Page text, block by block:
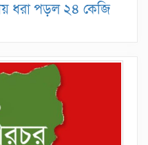
ধরা পড়ল ২৪ কেজি